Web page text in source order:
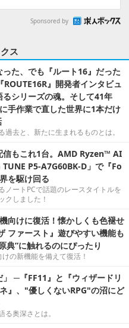
Sponsored by
ス
た、でも『ルート16』だった
』開発者インタビュ
シリーズの魂。そして41年
手作業で直した世界に1本だけ
去と、新たに生まれるものとは。
信もこれ1台。AMD Ryzen™ AI
P5-A7G60BK-D」で『Fo
を駆け回る
ノートPCで話題のレースタイトルを
クしました！
向けに復活！懐かしくも色褪せ
ファースト』遊びやすい機能も
典”に触れるのにぴったり
の新機能を備えて復活！
」 ─『FF11』と『ウィザードリ
』、"優しくないRPG"の沼にど
奥深さとは。